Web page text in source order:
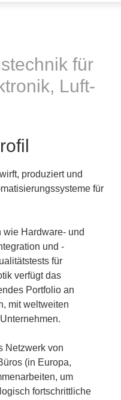
für
Luft-
produziert und
für
wie Hardware- und
und -
für
verfügt das
Portfolio an
mit weltweiten
Netzwerk von
(in Europa,
um
fortschrittliche